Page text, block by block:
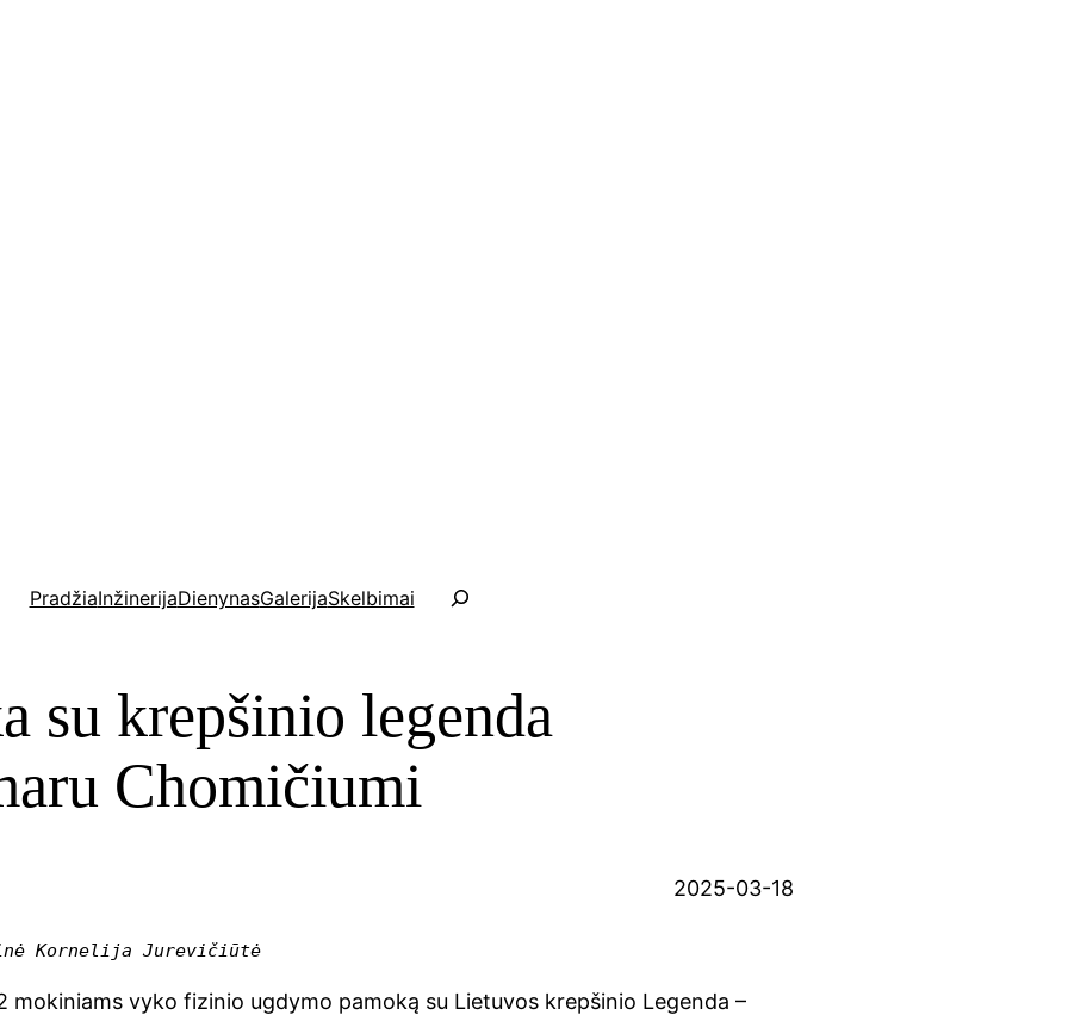
PradžiaInžinerijaDienynasGalerijaSkelbimai
a
k
a
su krepšinio legenda
Chomičiumi
2025-03-18
Kornelija Jurevičiūtė
mokiniams vyko fizinio ugdymo pamoką su Lietuvos krepšinio Legenda –